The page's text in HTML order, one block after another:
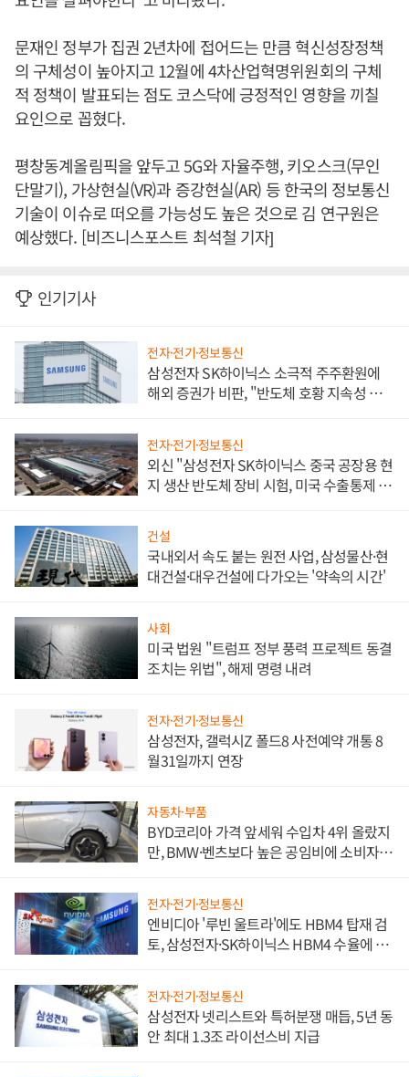
문재인 정부가 집권 2년차에 접어드는 만큼 혁신성장정책
의 구체성이 높아지고 12월에 4차산업혁명위원회의 구체
적 정책이 발표되는 점도 코스닥에 긍정적인 영향을 끼칠
요인으로 꼽혔다.
평창동계올림픽을 앞두고 5G와 자율주행, 키오스크(무인
단말기), 가상현실(VR)과 증강현실(AR) 등 한국의 정보통신
기술이 이슈로 떠오를 가능성도 높은 것으로 김 연구원은
예상했다. [비즈니스포스트 최석철 기자]
인기기사
전자·전기·정보통신
삼성전자 SK하이닉스 소극적 주주환원에
해외 증권가 비판, "반도체 호황 지속성 의
전자·전기·정보통신
외신 "삼성전자 SK하이닉스 중국 공장용 현
지 생산 반도체 장비 시험, 미국 수출통제 대
건설
국내외서 속도 붙는 원전 사업, 삼성물산·현
대건설·대우건설에 다가오는 '약속의 시간'
사회
미국 법원 "트럼프 정부 풍력 프로젝트 동결
조치는 위법", 해제 명령 내려
전자·전기·정보통신
삼성전자, 갤럭시Z 폴드8 사전예약 개통 8
월31일까지 연장
자동차·부품
BYD코리아 가격 앞세워 수입차 4위 올랐지
만, BMW·벤츠보다 높은 공임비에 소비자
전자·전기·정보통신
엔비디아 '루빈 울트라'에도 HBM4 탑재 검
토, 삼성전자·SK하이닉스 HBM4 수율에 주
전자·전기·정보통신
삼성전자 넷리스트와 특허분쟁 매듭, 5년 동
안 최대 1.3조 라이선스비 지급